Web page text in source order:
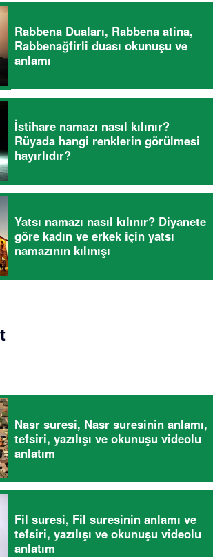
Rabbena Duaları, Rabbena atina,
Rabbenağfirli duası okunuşu ve
anlamı
İstihare namazı nasıl kılınır?
Rüyada hangi renklerin görülmesi
hayırlıdır?
Yatsı namazı nasıl kılınır? Diyanete
göre kadın ve erkek için yatsı
namazının kılınışı
Nasr suresi, Nasr suresinin anlamı,
tefsiri, yazılışı ve okunuşu videolu
anlatım
Fil suresi, Fil suresinin anlamı ve
tefsiri, yazılışı ve okunuşu videolu
anlatım